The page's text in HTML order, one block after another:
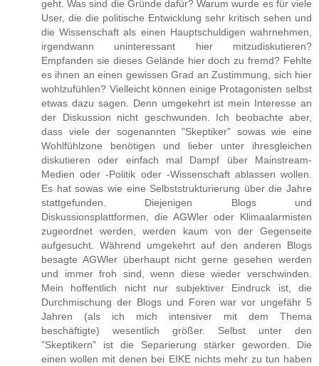
geht. Was sind die Gründe dafür? Warum wurde es für viele
User, die die politische Entwicklung sehr kritisch sehen und
die Wissenschaft als einen Hauptschuldigen wahrnehmen,
irgendwann uninteressant hier mitzudiskutieren?
Empfanden sie dieses Gelände hier doch zu fremd? Fehlte
es ihnen an einen gewissen Grad an Zustimmung, sich hier
wohlzufühlen? Vielleicht können einige Protagonisten selbst
etwas dazu sagen. Denn umgekehrt ist mein Interesse an
der Diskussion nicht geschwunden. Ich beobachte aber,
dass viele der sogenannten "Skeptiker" sowas wie eine
Wohlfühlzone benötigen und lieber unter ihresgleichen
diskutieren oder einfach mal Dampf über Mainstream-
Medien oder -Politik oder -Wissenschaft ablassen wollen.
Es hat sowas wie eine Selbststrukturierung über die Jahre
stattgefunden. Diejenigen Blogs und
Diskussionsplattformen, die AGWler oder Klimaalarmisten
zugeordnet werden, werden kaum von der Gegenseite
aufgesucht. Während umgekehrt auf den anderen Blogs
besagte AGWler überhaupt nicht gerne gesehen werden
und immer froh sind, wenn diese wieder verschwinden.
Mein hoffentlich nicht nur subjektiver Eindruck ist, die
Durchmischung der Blogs und Foren war vor ungefähr 5
Jahren (als ich mich intensiver mit dem Thema
beschäftigte) wesentlich größer. Selbst unter den
"Skeptikern" ist die Separierung stärker geworden. Die
einen wollen mit denen bei EIKE nichts mehr zu tun haben